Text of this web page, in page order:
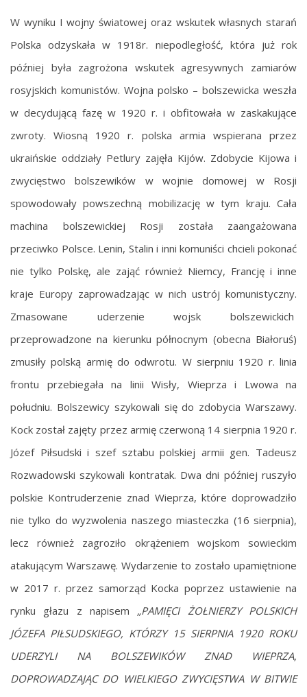
W wyniku I wojny światowej oraz wskutek własnych starań
Polska odzyskała w 1918r. niepodległość, która już rok
później była zagrożona wskutek agresywnych zamiarów
rosyjskich komunistów. Wojna polsko – bolszewicka weszła
w decydującą fazę w 1920 r. i obfitowała w zaskakujące
zwroty. Wiosną 1920 r. polska armia wspierana przez
ukraińskie oddziały Petlury zajęła Kijów. Zdobycie Kijowa i
zwycięstwo bolszewików w wojnie domowej w Rosji
spowodowały powszechną mobilizację w tym kraju. Cała
machina bolszewickiej Rosji została zaangażowana
przeciwko Polsce. Lenin, Stalin i inni komuniści chcieli pokonać
nie tylko Polskę, ale zająć również Niemcy, Francję i inne
kraje Europy zaprowadzając w nich ustrój komunistyczny.
Zmasowane uderzenie wojsk bolszewickich
przeprowadzone na kierunku północnym (obecna Białoruś)
zmusiły polską armię do odwrotu. W sierpniu 1920 r. linia
frontu przebiegała na linii Wisły, Wieprza i Lwowa na
południu. Bolszewicy szykowali się do zdobycia Warszawy.
Kock został zajęty przez armię czerwoną 14 sierpnia 1920 r.
Józef Piłsudski i szef sztabu polskiej armii gen. Tadeusz
Rozwadowski szykowali kontratak. Dwa dni później ruszyło
polskie Kontruderzenie znad Wieprza, które doprowadziło
nie tylko do wyzwolenia naszego miasteczka (16 sierpnia),
lecz również zagroziło okrążeniem wojskom sowieckim
atakującym Warszawę. Wydarzenie to zostało upamiętnione
w 2017 r. przez samorząd Kocka poprzez ustawienie na
rynku głazu z napisem „PAMIĘCI ŻOŁNIERZY POLSKICH
JÓZEFA PIŁSUDSKIEGO, KTÓRZY 15 SIERPNIA 1920 ROKU
UDERZYLI NA BOLSZEWIKÓW ZNAD WIEPRZA,
DOPROWADZAJĄC DO WIELKIEGO ZWYCIĘSTWA W BITWIE